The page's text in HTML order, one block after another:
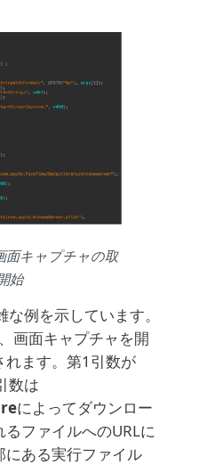
面キャプチャの取
始
例を示しています。
画面キャプチャを開
れます。第1引数が
数は
によってダウンロー
るファイルへのURLに
にある実行ファイル